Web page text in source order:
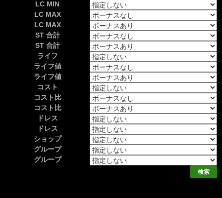
LC MIN
LC MAX
LC MAX
ST 合計
ST 合計
ライフ
ライフ値
ライフ値
コスト
コスト比
コスト比
ドレス
ドレス
ショップ
グループ
グループ